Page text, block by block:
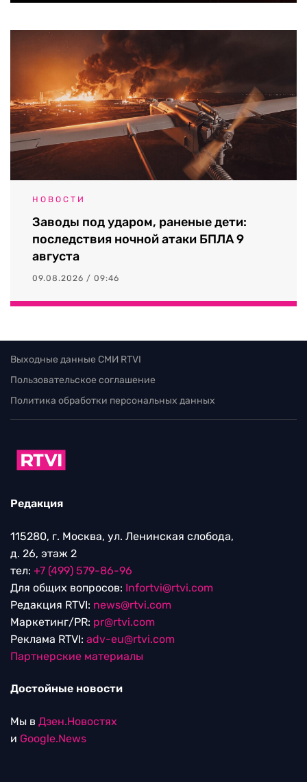
НОВОСТИ
Заводы под ударом, раненые дети:
последствия ночной атаки БПЛА 9
августа
09.08.2026 / 09:46
Выходные данные СМИ RTVI
Пользовательское соглашение
Политика обработки персональных данных
Редакция
115280, г. Москва, ул. Ленинская слобода,
д. 26, этаж 2
тел: +7 (499) 579-86-96
Для общих вопросов: Infortvi@rtvi.com
Редакция RTVI: news@rtvi.com
Маркетинг/PR: pr@rtvi.com
Реклама RTVI: adv-eu@rtvi.com
Партнерские материалы
Достойные новости
Мы в Дзен.Новостях
и Google.News